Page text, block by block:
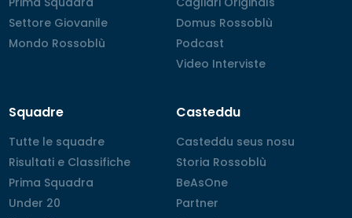
Settore Giovanile
Settore Giovanile
Mondo Rossoblù
Mondo Rossoblù
Domus Rossoblù
Domus Rossoblù
Podcast
Podcast
Video Interviste
Video Interviste
Squadre
Tutte le squadre
Tutte le squadre
Risultati e Classifiche
Risultati e Classifiche
Prima Squadra
Prima Squadra
Under 20
Under 20
Casteddu
Casteddu seus nosu
Casteddu seus nosu
Storia Rossoblù
Storia Rossoblù
BeAsOne
BeAsOne
Partner
Partner